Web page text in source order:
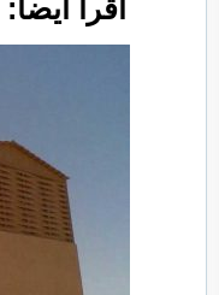
اقرأ أيضاً: